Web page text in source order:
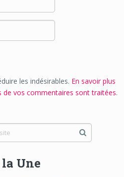
les indésirables. En savoir plus
de vos commentaires sont traitées.
Une